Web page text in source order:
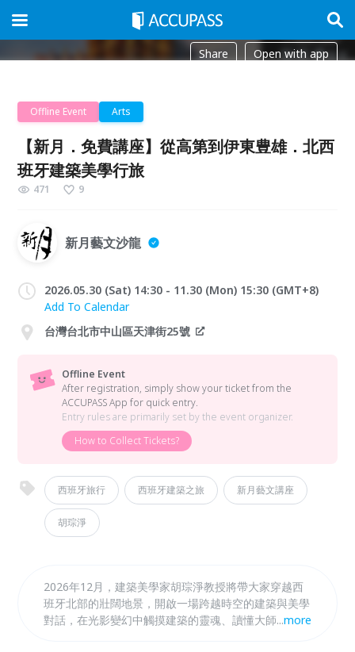
Share Open with app
Offline Event Arts
【新月．免費講座】從高第到伊東豊雄．北西
班牙建築美學行旅
471 9
新月藝文沙龍
2026.05.30 (Sat) 14:30 - 11.30 (Mon) 15:30 (GMT+8)
Add To Calendar
台灣台北市中山區天津街25號
Offline Event
After registration, simply show your ticket from the
ACCUPASS App for quick entry.
Entry rules are primarily set by the event organizer.
How to Collect Tickets?
西班牙旅行 西班牙建築之旅 新月藝文講座
胡琮淨
2026年12月，建築美學家胡琮淨教授將帶大家穿越西
班牙北部的壯闊地景，開啟一場跨越時空的建築與美學
對話，在光影變幻中觸摸建築的靈魂、讀懂大師的哲
...more